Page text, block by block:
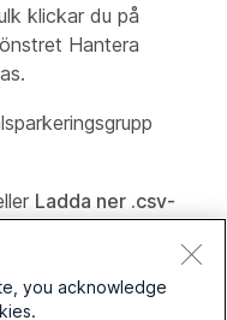
klickar du på
Hantera
Ladda ner .csv-
you acknowledge